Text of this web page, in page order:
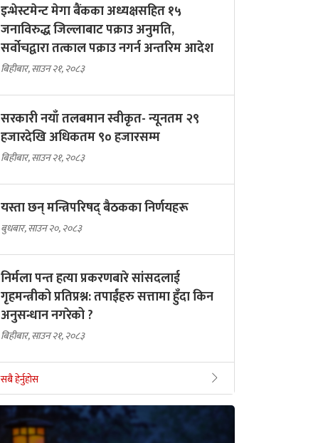
इन्भेस्टमेन्ट मेगा बैंकका अध्यक्षसहित १५
जनाविरुद्ध जिल्लाबाट पक्राउ अनुमति,
सर्वोचद्वारा तत्काल पक्राउ नगर्न अन्तरिम आदेश
बिहीबार, साउन २१, २०८३
सरकारी नयाँ तलबमान स्वीकृत- न्यूनतम २९
हजारदेखि अधिकतम ९० हजारसम्म
बिहीबार, साउन २१, २०८३
यस्ता छन् मन्त्रिपरिषद् बैठकका निर्णयहरू
बुधबार, साउन २०, २०८३
निर्मला पन्त हत्या प्रकरणबारे सांसदलाई
गृहमन्त्रीको प्रतिप्रश्न: तपाईंहरु सत्तामा हुँदा किन
अनुसन्धान नगरेको ?
बिहीबार, साउन २१, २०८३
सबै हेर्नुहोस